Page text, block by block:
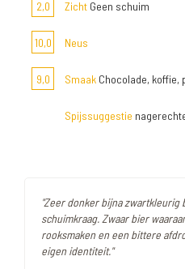
2,0 Zicht Geen schuim
10,0 Neus
9,0 Smaak Chocolade, koffie,
Spijssuggestie
"Zeer donker bijna
schuimkraag. Zwaar bier
rooksmaken en een bittere
eigen identiteit."